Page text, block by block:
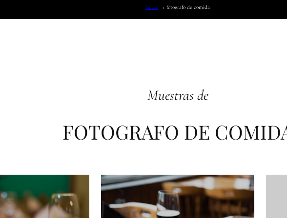
Inicio → fotografo de comida
Muestras de
FOTOGRAFO DE